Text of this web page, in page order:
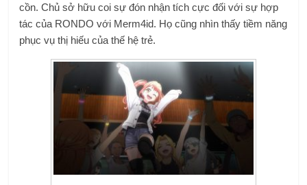
cồn. Chủ sở hữu coi sự đón nhận tích cực đối với sự hợp
tác của RONDO với Merm4id. Họ cũng nhìn thấy tiềm năng
phục vụ thị hiếu của thế hệ trẻ.